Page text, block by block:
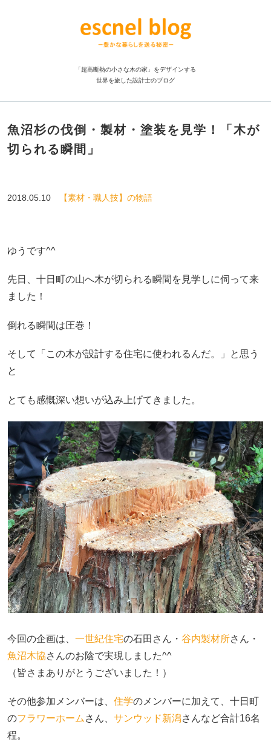
「超高断熱の小さな木の家」をデザインする
世界を旅した設計士のブログ
魚沼杉の伐倒・製材・塗装を見学！「木が
切られる瞬間」
2018.05.10 【素材・職人技】の物語
ゆうです^^
先日、十日町の山へ木が切られる瞬間を見学しに伺って来
ました！
倒れる瞬間は圧巻！
そして「この木が設計する住宅に使われるんだ。」と思う
と
とても感慨深い想いが込み上げてきました。
今回の企画は、 一世紀住宅の石田さん・ 谷内製材所さん・
魚沼木協さんのお陰で実現しました^^
（皆さまありがとうございました！）
その他参加メンバーは、 住学のメンバーに加えて、十日町
のフラワーホーム さん、 サンウッド新潟さんなど合計16名
程。